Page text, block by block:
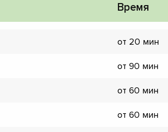
Время
от 20 мин
от 90 мин
от 60 мин
от 60 мин